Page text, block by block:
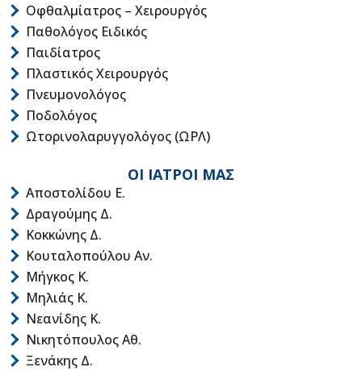
Οφθαλμίατρος – Χειρουργός
Παθολόγος Ειδικός
Παιδίατρος
Πλαστικός Χειρουργός
Πνευμονολόγος
Ποδολόγος
Ωτορινολαρυγγολόγος (ΩΡΛ)
ΟΙ ΙΑΤΡΟΙ ΜΑΣ
Αποστολίδου Ε.
Δραγούμης Δ.
Κοκκώνης Δ.
Κουταλοπούλου Αν.
Μήγκος Κ.
Μηλιάς Κ.
Νεανίδης Κ.
Νικητόπουλος Αθ.
Ξενάκης Δ.